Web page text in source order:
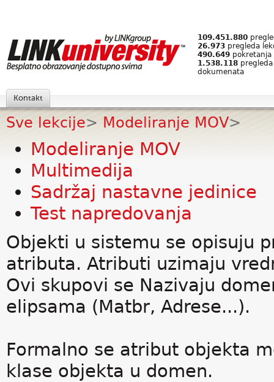
109.451.880
26.973 pregleda
490.649 pokretanja
1.538.118
dokumenata
Kontakt
Sve lekcije> Modeliranje MOV>
Modeliranje MOV
Multimedija
Sadržaj nastavne jedinice
Test napredovanja
Objekti u sistemu se opisuju
atributa. Atributi uzimaju
Ovi skupovi se Nazivaju
elipsama (Matbr, Adrese...).
Formalno se atribut objekta
klase objekta u domen.